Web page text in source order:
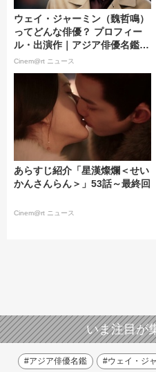
ウェイ・ジャーミン（魏哲鳴）
ってどんな俳優？ プロフィー
ル・出演作｜アジア俳優名鑑 #
160
Cinem@rt ニュース
あらすじ紹介「星漢燦爛＜せい
かんさんらん＞」53話～最終回
Cinem@rt ニュース
いま注目が
#アジア俳優名鑑 #ウェイ・ジ